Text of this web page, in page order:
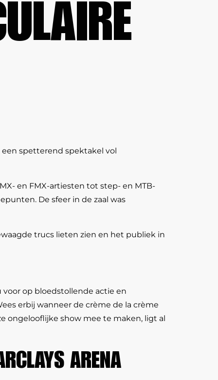
spetterend spektakel vol
en FMX-artiesten tot step- en MTB-
De sfeer in de zaal was
trucs lieten zien en het publiek in
op bloedstollende actie en
erbij wanneer de crème de la crème
ongelooflijke show mee te maken, ligt al
ARENA